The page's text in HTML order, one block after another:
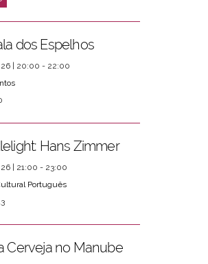
dos Espelhos
26 | 20:00 - 22:00
Hans Zimmer
26 | 21:00 - 23:00
Português
Cerveja no Manube